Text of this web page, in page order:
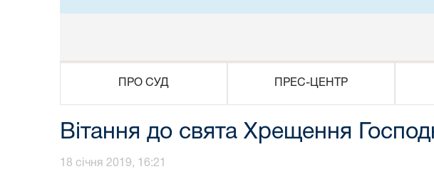
ПРО СУД ПРЕС-ЦЕНТР
Вітання до свята Хрещення
18 січня 2019, 16:21